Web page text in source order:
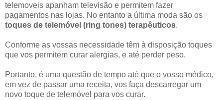
telemoveis apanham televisão e permitem fazer
pagamentos nas lojas. No entanto a última moda são os
toques de telemóvel (ring tones) terapêuticos.
Conforme as vossas necessidade têm à disposição toques
que vos permitem curar alergias, e até perder peso.
Portanto, é uma questão de tempo até que o vosso médico,
em vez de passar uma receita, vos faça descarregar um
novo toque de telemóvel para vos curar.